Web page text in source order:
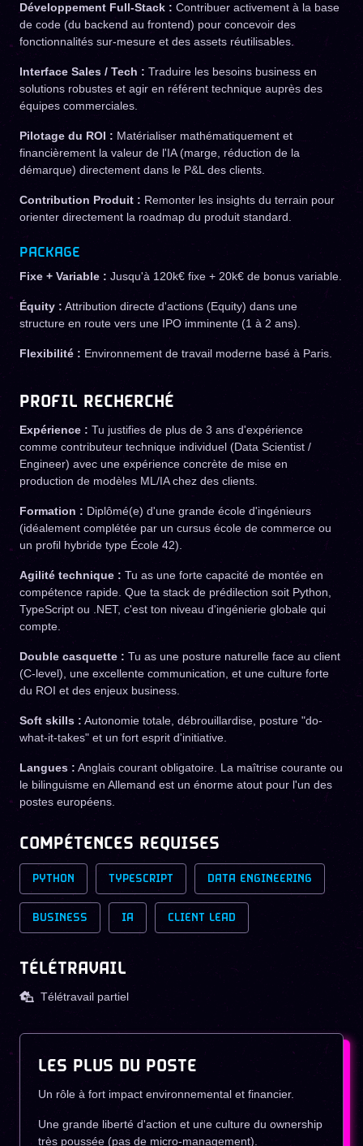
Développement Full-Stack : Contribuer activement à la base
de code (du backend au frontend) pour concevoir des
fonctionnalités sur-mesure et des assets réutilisables.
Interface Sales / Tech : Traduire les besoins business en
solutions robustes et agir en référent technique auprès des
équipes commerciales.
Pilotage du ROI : Matérialiser mathématiquement et
financièrement la valeur de l'IA (marge, réduction de la
démarque) directement dans le P&L des clients.
Contribution Produit : Remonter les insights du terrain pour
orienter directement la roadmap du produit standard.
PACKAGE
Fixe + Variable : Jusqu'à 120k€ fixe + 20k€ de bonus variable.
Équity : Attribution directe d'actions (Equity) dans une
structure en route vers une IPO imminente (1 à 2 ans).
Flexibilité : Environnement de travail moderne basé à Paris.
PROFIL RECHERCHÉ
Expérience : Tu justifies de plus de 3 ans d'expérience
comme contributeur technique individuel (Data Scientist /
Engineer) avec une expérience concrète de mise en
production de modèles ML/IA chez des clients.
Formation : Diplômé(e) d'une grande école d'ingénieurs
(idéalement complétée par un cursus école de commerce ou
un profil hybride type École 42).
Agilité technique : Tu as une forte capacité de montée en
compétence rapide. Que ta stack de prédilection soit Python,
TypeScript ou .NET, c'est ton niveau d'ingénierie globale qui
compte.
Double casquette : Tu as une posture naturelle face au client
(C-level), une excellente communication, et une culture forte
du ROI et des enjeux business.
Soft skills : Autonomie totale, débrouillardise, posture "do-
what-it-takes" et un fort esprit d'initiative.
Langues : Anglais courant obligatoire. La maîtrise courante ou
le bilinguisme en Allemand est un énorme atout pour l'un des
postes européens.
COMPÉTENCES REQUISES
PYTHON TYPESCRIPT DATA ENGINEERING
BUSINESS IA CLIENT LEAD
TÉLÉTRAVAIL
Télétravail partiel
LES PLUS DU POSTE
Un rôle à fort impact environnemental et financier.
Une grande liberté d'action et une culture du ownership
très poussée (pas de micro-management).